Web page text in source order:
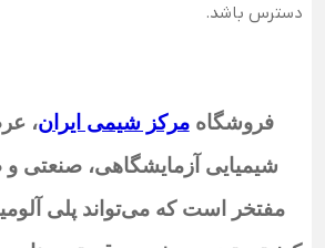
دسترس باشد.
فروشگاهمرکز شیمی ایران،
شیمیایی آزمایشگاهی، صنعتی و
مفتخر است که می‌تواند پلی